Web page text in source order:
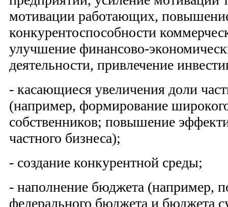
мотивации работающих,
конкурентоспособности
улучшение финансово-
деятельности, привлечение
- касающиеся увеличения доли
(например, формирование
собственников; повышение
частного бизнеса);
- создание конкурентной среды;
- наполнение бюджета (например,
федерального бюджета и бюджета